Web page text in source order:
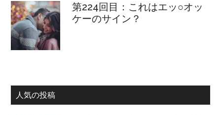
第224回目：これはエッ○オッ
ケーのサイン？
人気の投稿